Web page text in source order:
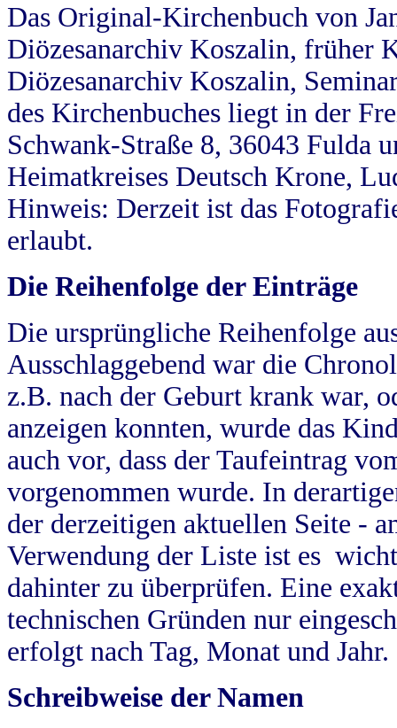
Das Original-Kirchenbuch von
Diözesanarchiv Koszalin, früher
Diözesanarchiv Koszalin,
des Kirchenbuches liegt in der
Schwank-Straße 8, 36043 Fulda
Heimatkreises Deutsch Krone,
Hinweis: Derzeit ist das
erlaubt.
Die Reihenfolge der Einträge
Die ursprüngliche Reihenfolge
Ausschlaggebend war die
z.B. nach der Geburt krank war,
anzeigen konnten, wurde das
auch vor, dass der Taufeintrag
vorgenommen wurde. In
der derzeitigen aktuellen Seite -
Verwendung der Liste ist es
dahinter zu überprüfen. Eine
technischen Gründen nur
erfolgt nach Tag, Monat und Jahr.
Schreibweise der Namen